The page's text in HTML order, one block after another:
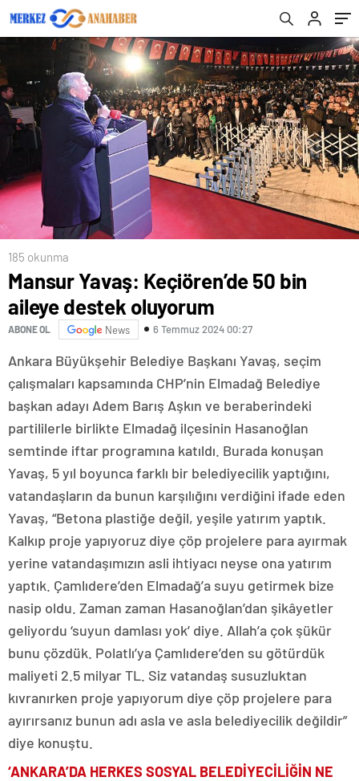
185 okunma
Mansur Yavaş: Keçiören’de 50 bin
aileye destek oluyorum
ABONE OL News 6 Temmuz 2024 00:27
Ankara Büyükşehir Belediye Başkanı Yavaş, seçim
çalışmaları kapsamında CHP’nin Elmadağ Belediye
başkan adayı Adem Barış Aşkın ve beraberindeki
partililerle birlikte Elmadağ ilçesinin Hasanoğlan
semtinde iftar programına katıldı. Burada konuşan
Yavaş, 5 yıl boyunca farklı bir belediyecilik yaptığını,
vatandaşların da bunun karşılığını verdiğini ifade eden
Yavaş, “Betona plastiğe değil, yeşile yatırım yaptık.
Kalkıp proje yapıyoruz diye çöp projelere para ayırmak
yerine vatandaşımızın asli ihtiyacı neyse ona yatırım
yaptık. Çamlıdere’den Elmadağ’a suyu getirmek bize
nasip oldu. Zaman zaman Hasanoğlan’dan şikâyetler
geliyordu ‘suyun damlası yok’ diye. Allah’a çok şükür
bunu çözdük. Polatlı’ya Çamlıdere’den su götürdük
maliyeti 2.5 milyar TL. Siz vatandaş susuzluktan
kıvranırken proje yapıyorum diye çöp projelere para
ayırırsanız bunun adı asla ve asla belediyecilik değildir”
diye konuştu.
‘ANKARA’DA HERKES SOSYAL BELEDİYECİLİĞİN NE